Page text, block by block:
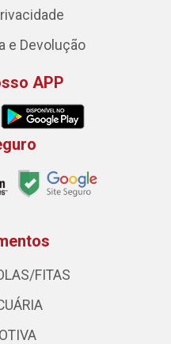
e Devolução
APP
FITAS